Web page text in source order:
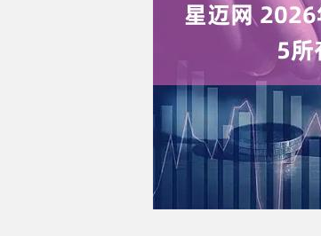
深证成指 14110.12